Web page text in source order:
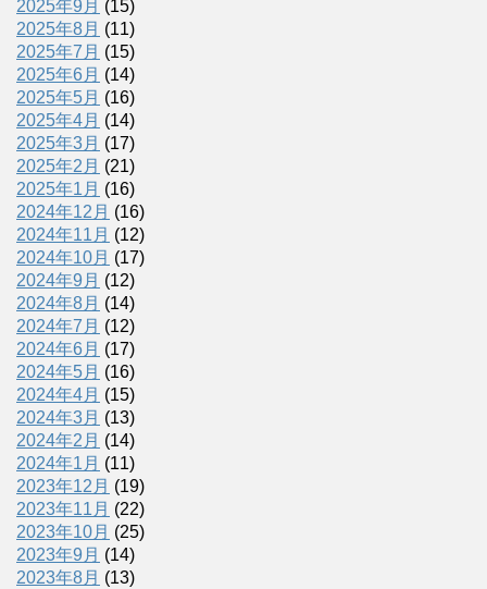
2025年9月 (15)
2025年8月 (11)
2025年7月 (15)
2025年6月 (14)
2025年5月 (16)
2025年4月 (14)
2025年3月 (17)
2025年2月 (21)
2025年1月 (16)
2024年12月 (16)
2024年11月 (12)
2024年10月 (17)
2024年9月 (12)
2024年8月 (14)
2024年7月 (12)
2024年6月 (17)
2024年5月 (16)
2024年4月 (15)
2024年3月 (13)
2024年2月 (14)
2024年1月 (11)
2023年12月 (19)
2023年11月 (22)
2023年10月 (25)
2023年9月 (14)
2023年8月 (13)